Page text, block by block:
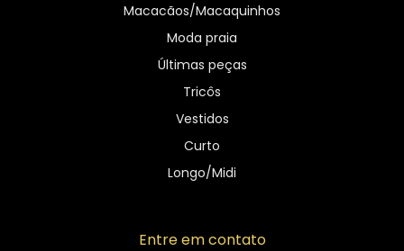
Macacãos/Macaquinhos
Moda praia
Últimas peças
Tricôs
Vestidos
Curto
Longo/Midi
Entre em contato